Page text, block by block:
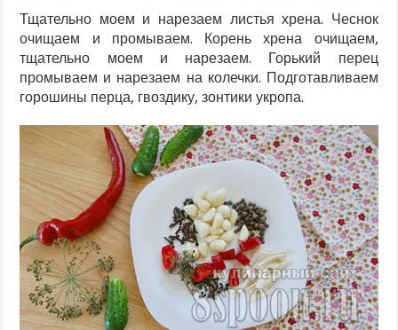
Тщательно моем и нарезаем листья хрена. Чеснок
очищаем и промываем. Корень хрена очищаем,
тщательно моем и нарезаем. Горький перец
промываем и нарезаем на колечки. Подготавливаем
горошины перца, гвоздику, зонтики укропа.